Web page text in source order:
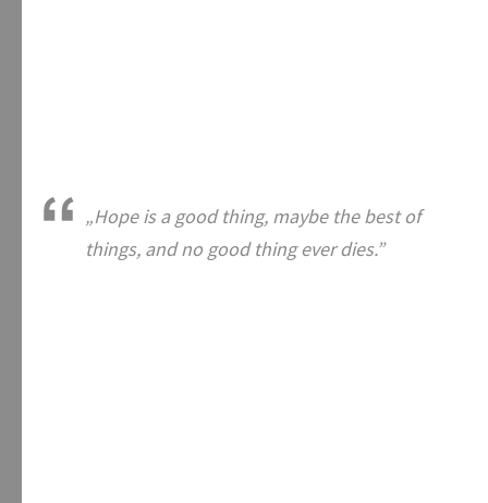
„Hope is a good thing, maybe the best of
things, and no good thing ever dies.”